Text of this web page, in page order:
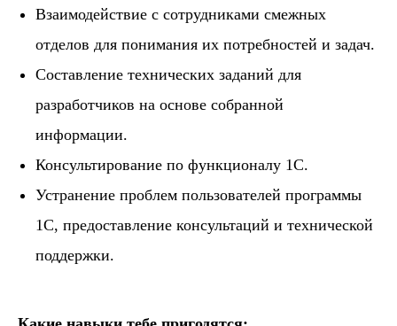
Взаимодействие с сотрудниками смежных
отделов для понимания их потребностей и задач.
Составление технических заданий для
разработчиков на основе собранной
информации.
Консультирование по функционалу 1С.​​​​
Устранение проблем пользователей программы
1С, предоставление консультаций и технической
поддержки.